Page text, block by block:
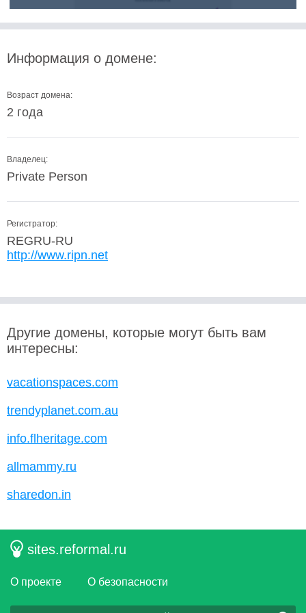
Информация о домене:
Возраст домена:
2 года
Владелец:
Private Person
Регистратор:
REGRU-RU
http://www.ripn.net
Другие домены, которые могут быть вам
интересны:
vacationspaces.com
trendyplanet.com.au
info.flheritage.com
allmammy.ru
sharedon.in
sites.reformal.ru
О проекте О безопасности